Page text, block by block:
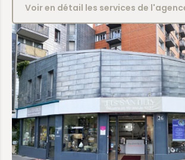
Voir en détail les services de